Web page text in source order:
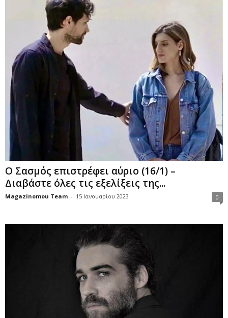
Ο Σασμός επιστρέφει αύριο (16/1) –
Διαβάστε όλες τις εξελίξεις της...
Magazinomou Team - 15 Ιανουαρίου 2023 0